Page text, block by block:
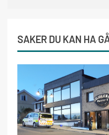
SAKER DU KAN HA